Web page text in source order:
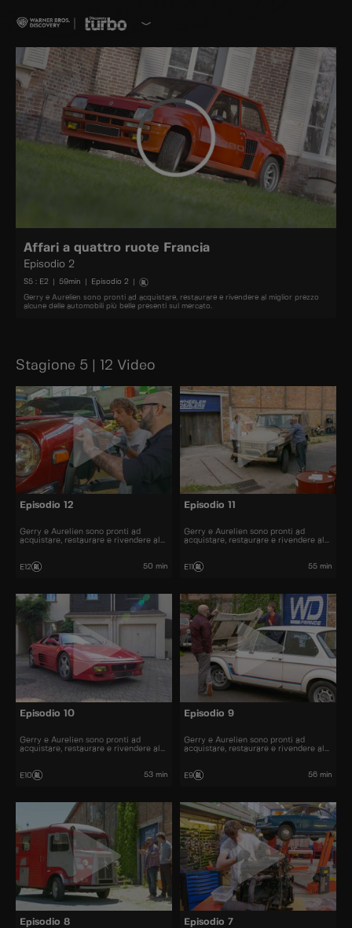
Affari a quattro ruote Francia
Episodio 2
S5 : E2 59min Episodio 2
Gerry e Aurelien sono pronti ad acquistare, restaurare e rivendere al miglior prezzo
alcune delle automobili più belle presenti sul mercato.
Stagione 5 | 12 Video
Episodio 12
Gerry e Aurelien sono pronti ad
acquistare, restaurare e rivendere al
E12 50 min
Episodio 11
Gerry e Aurelien sono pronti ad
acquistare, restaurare e rivendere al
E11 55 min
Episodio 10
Gerry e Aurelien sono pronti ad
acquistare, restaurare e rivendere al
E10 53 min
Episodio 9
Gerry e Aurelien sono pronti ad
acquistare, restaurare e rivendere al
E9 56 min
Episodio 8 Episodio 7